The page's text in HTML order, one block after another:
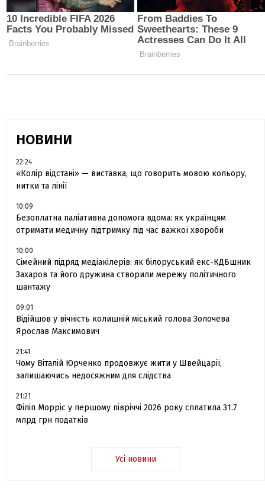
НОВИНИ
22:24
«Колір відстані» — виставка, що говорить мовою кольору,
нитки та лінії
10:09
Безоплатна паліативна допомога вдома: як українцям
отримати медичну підтримку під час важкої хвороби
10:00
Сімейний підряд медіакілерів: як білоруський екс-КДБшник
Захаров та його дружина створили мережу політичного
шантажу
09:01
Відійшов у вічність колишній міський голова Золочева
Ярослав Максимович
21:41
Чому Віталій Юрченко продовжує жити у Швейцарії,
залишаючись недосяжним для слідства
21:21
Філіп Морріс у першому півріччі 2026 року сплатила 31.7
млрд грн податків
Усі новини